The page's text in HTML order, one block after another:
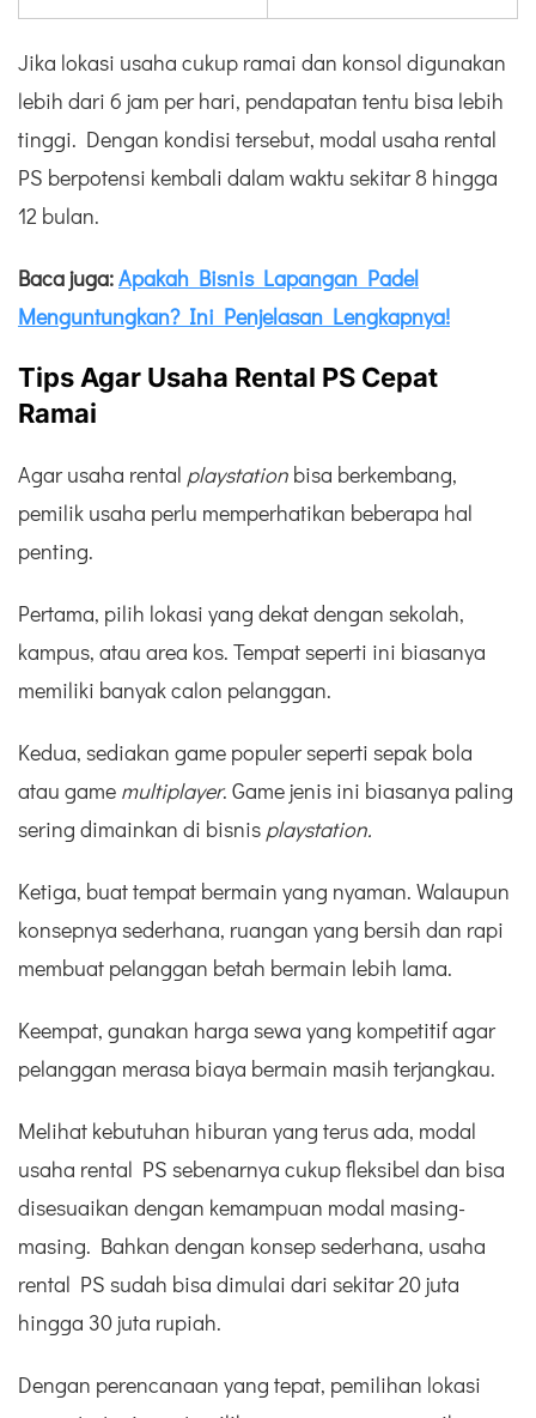
Jika lokasi usaha cukup ramai dan konsol digunakan
lebih dari 6 jam per hari, pendapatan tentu bisa lebih
tinggi. Dengan kondisi tersebut, modal usaha rental
PS berpotensi kembali dalam waktu sekitar 8 hingga
12 bulan.
Baca juga:Apakah Bisnis Lapangan Padel
Menguntungkan? Ini Penjelasan Lengkapnya!
Tips Agar Usaha Rental PS Cepat
Ramai
Agar usaha rental playstation bisa berkembang,
pemilik usaha perlu memperhatikan beberapa hal
penting.
Pertama, pilih lokasi yang dekat dengan sekolah,
kampus, atau area kos. Tempat seperti ini biasanya
memiliki banyak calon pelanggan.
Kedua, sediakan game populer seperti sepak bola
atau game multiplayer. Game jenis ini biasanya paling
sering dimainkan di bisnis playstation.
Ketiga, buat tempat bermain yang nyaman. Walaupun
konsepnya sederhana, ruangan yang bersih dan rapi
membuat pelanggan betah bermain lebih lama.
Keempat, gunakan harga sewa yang kompetitif agar
pelanggan merasa biaya bermain masih terjangkau.
Melihat kebutuhan hiburan yang terus ada, modal
usaha rental PS sebenarnya cukup fleksibel dan bisa
disesuaikan dengan kemampuan modal masing-
masing. Bahkan dengan konsep sederhana, usaha
rental PS sudah bisa dimulai dari sekitar 20 juta
hingga 30 juta rupiah.
Dengan perencanaan yang tepat, pemilihan lokasi